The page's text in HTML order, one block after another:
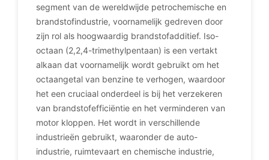
segment van de wereldwijde petrochemische en
brandstofindustrie, voornamelijk gedreven door
zijn rol als hoogwaardig brandstofadditief. Iso-
octaan (2,2,4-trimethylpentaan) is een vertakt
alkaan dat voornamelijk wordt gebruikt om het
octaangetal van benzine te verhogen, waardoor
het een cruciaal onderdeel is bij het verzekeren
van brandstofefficiëntie en het verminderen van
motor kloppen. Het wordt in verschillende
industrieën gebruikt, waaronder de auto-
industrie, ruimtevaart en chemische industrie,